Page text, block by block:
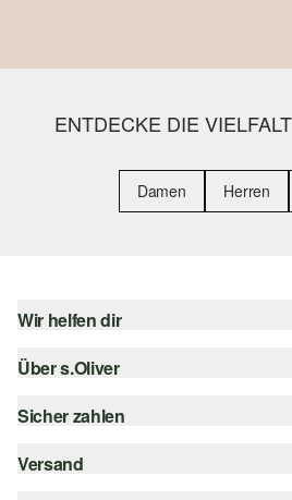
ENTDECKE DIE
Damen Herren
Wir helfen dir
Hilfe & FAQ
Größenberatung
Über s.Oliver
s.Oliver Magazin
Whatsapp
Sicher zahlen
Rechnung
Versand